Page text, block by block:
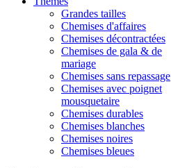
Grandes tailles
Chemises d'affaires
Chemises décontractées
Chemises de gala & de
mariage
Chemises sans repassage
Chemises avec poignet
mousquetaire
Chemises durables
Chemises blanches
Chemises noires
Chemises bleues